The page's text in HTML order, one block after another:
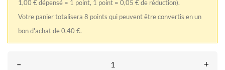
1,00 € dépensé = 1 point, 1 point = 0,05 € de réduction).
Votre panier totalisera 8 points qui peuvent être convertis en un
bon d'achat de 0,40 €.
– +